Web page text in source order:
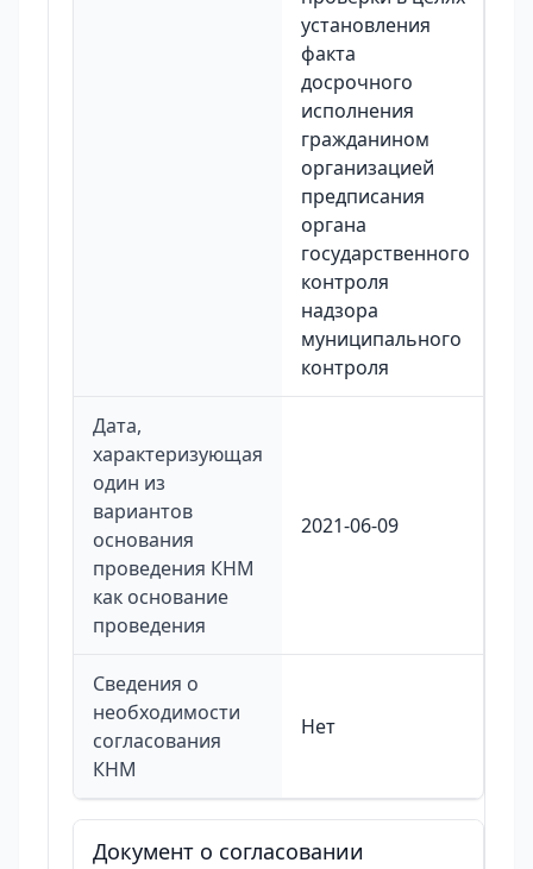
установления
факта
досрочного
исполнения
гражданином
организацией
предписания
органа
государственного
контроля
надзора
муниципального
контроля
Дата,
характеризующая
один из
вариантов
основания
проведения КНМ
как основание
проведения
2021-06-09
Сведения о
необходимости
согласования
КНМ
Нет
Документ о согласовании